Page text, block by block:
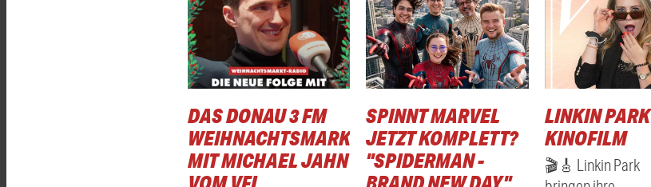
DAS DONAU 3 FM
WEIHNACHTSMARKTRADIO
MIT MICHAEL JAHN
SPINNT MARVEL
JETZT KOMPLETT?
"SPIDERMAN -
LINKIN PARK
KINOFILM
🎬🎸 Linkin Park